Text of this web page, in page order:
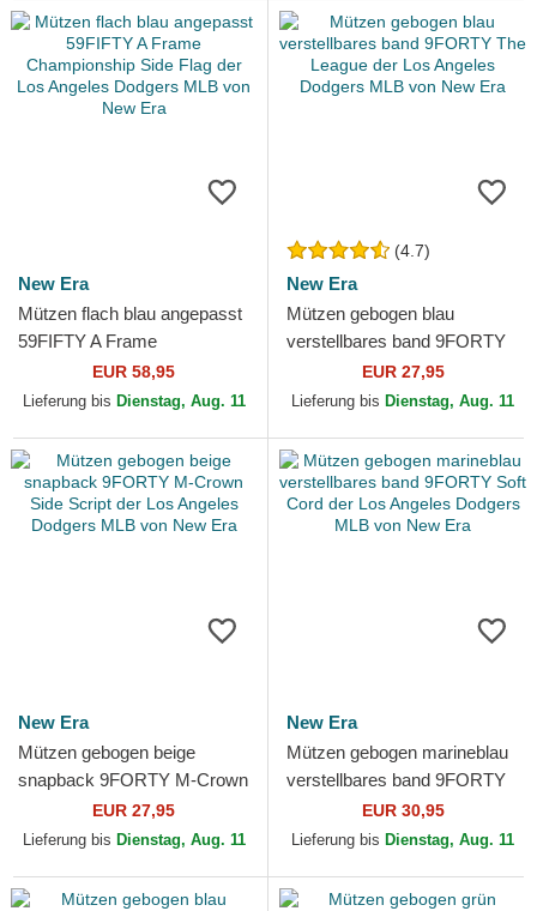
New Era
Mützen flach blau angepasst
59FIFTY A Frame
Championship Side Flag der
Los Angeles Dodgers MLB...
EUR 58,95
Lieferung bis Dienstag, Aug. 11
(4.7)
New Era
Mützen gebogen blau
verstellbares band 9FORTY
The League der Los Angeles
Dodgers MLB von New Era
EUR 27,95
Lieferung bis Dienstag, Aug. 11
New Era
Mützen gebogen beige
snapback 9FORTY M-Crown
Side Script der Los Angeles
Dodgers MLB von New Era
EUR 27,95
Lieferung bis Dienstag, Aug. 11
New Era
Mützen gebogen marineblau
verstellbares band 9FORTY
Soft Cord der Los Angeles
Dodgers MLB von New...
EUR 30,95
Lieferung bis Dienstag, Aug. 11